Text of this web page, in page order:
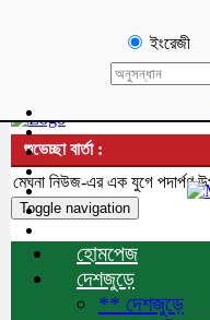
ইংরেজী
শুভেচ্ছা বার্তা :
নিউজ-এর এক যুগে পদার্পণ
Toggle navigation
হোমপেজ
দেশজুড়ে
** দেশজুড়ে